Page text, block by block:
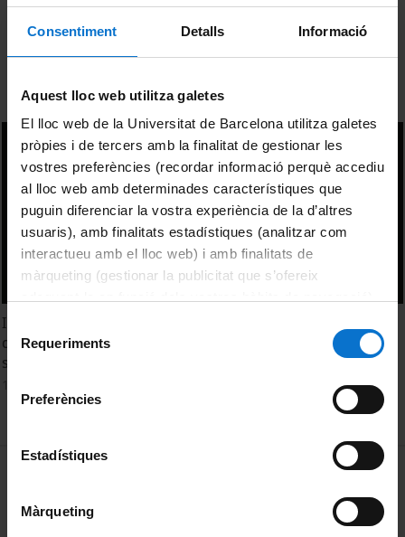
Consentiment Detalls Informació
Aquest lloc web utilitza galetes
El lloc web de la Universitat de Barcelona utilitza galetes
pròpies i de tercers amb la finalitat de gestionar les
vostres preferències (recordar informació perquè accediu
al lloc web amb determinades característiques que
puguin diferenciar la vostra experiència de la d’altres
usuaris), amb finalitats estadístiques (analitzar com
interactueu amb el lloc web) i amb finalitats de
màrqueting (gestionar la publicitat que s’ofereix
consultar laPolítica de galetes del lloc web de la
de
consentiment
Requeriments
Preferències
Estadístiques
Màrqueting
Introduint del Centre Visual de Yad Vashem: La biblioteca
digital de pel·lícules sobre l'holocaust i testimonis de
supervivents. Liat Benhabib
MENÚ PEU 1
Política de Cookies